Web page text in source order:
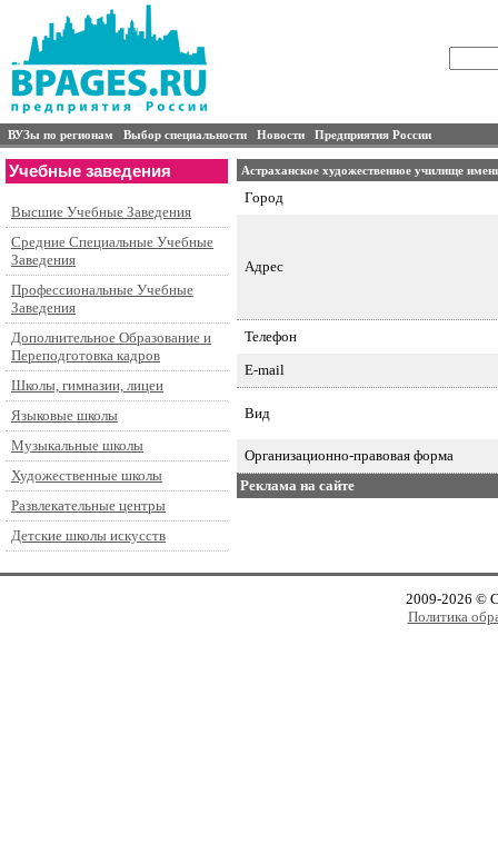
ВУЗы по регионам Выбор специальности Новости Предприятия России
Учебные заведения
Высшие Учебные Заведения
Средние Специальные Учебные
Заведения
Профессиональные Учебные
Заведения
Дополнительное Образование и
Переподготовка кадров
Школы, гимназии, лицеи
Языковые школы
Музыкальные школы
Художественные школы
Развлекательные центры
Детские школы искусств
Астраханское художественное училище
Город
Адрес
Телефон
E-mail
Вид
Организационно-правовая форма
Реклама на сайте
2009-2026 ©
Политика